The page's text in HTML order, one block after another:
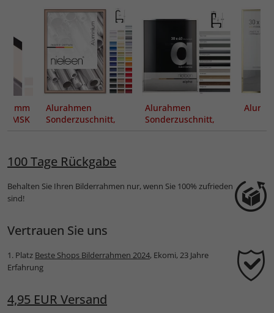
MSK
Alurahmen
Sonderzuschnitt,
Alurahmen
Sonderzuschnitt,
100 Tage Rückgabe
Behalten Sie Ihren Bilderrahmen nur, wenn Sie 100% zufrieden
sind!
Vertrauen Sie uns
1. Platz Beste Shops Bilderrahmen 2024, Ekomi, 23 Jahre
Erfahrung
4,95 EUR Versand